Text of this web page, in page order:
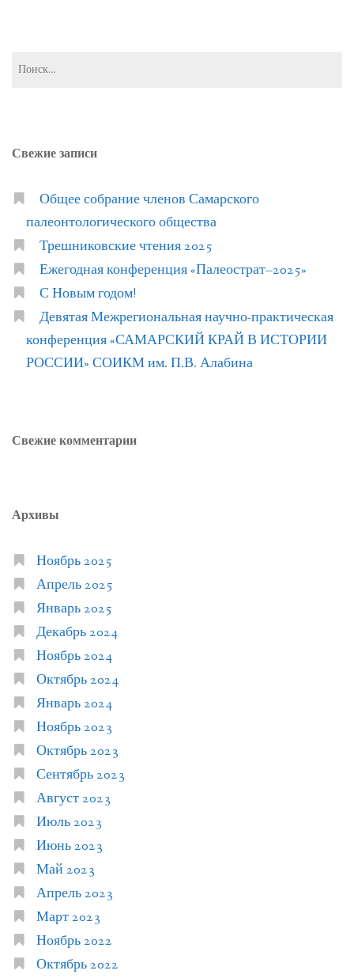
Свежие записи
Общее собрание членов Самарского
палеонтологического общества
Трешниковские чтения 2025
Ежегодная конференция «Палеострат–2025»
С Новым годом!
Девятая Межрегиональная научно-практическая
конференция «САМАРСКИЙ КРАЙ В ИСТОРИИ
РОССИИ» СОИКМ им. П.В. Алабина
Свежие комментарии
Архивы
Ноябрь 2025
Апрель 2025
Январь 2025
Декабрь 2024
Ноябрь 2024
Октябрь 2024
Январь 2024
Ноябрь 2023
Октябрь 2023
Сентябрь 2023
Август 2023
Июль 2023
Июнь 2023
Май 2023
Апрель 2023
Март 2023
Ноябрь 2022
Октябрь 2022